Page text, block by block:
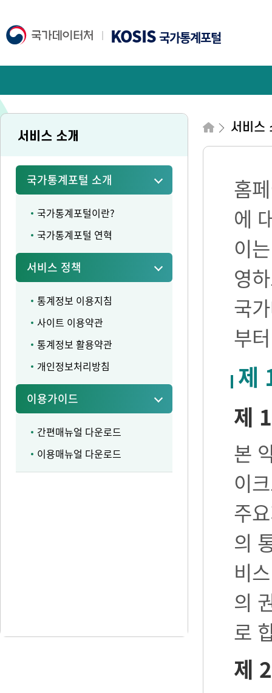
KOSIS국가통계포털
서비스 소개
국가통계포털 소개
국가통계포털이란?
국가통계포털 연혁
서비스 정책
통계정보 이용지침
사이트 이용약관
통계정보 활용약관
개인정보처리방침
이용가이드
간편매뉴얼 다운로드
이용매뉴얼 다운로드
서비스
홈
에
이
영
국
부
제
제
본
이
주
의
비
의
로
제